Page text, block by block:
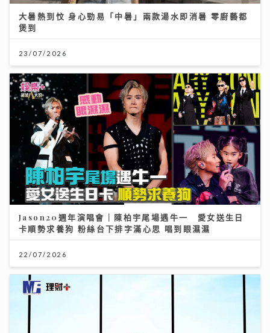
大暑熱到忟 身心勁易「中暑」兩款湯水即消暑 零廚藝都
煲到
23/07/2026
Jason20週年演唱會｜陳柏宇尾場遇牛一 愛女送生日
卡順勢求養狗 粉絲台下排字滿心思 唱到眼濕濕
22/07/2026